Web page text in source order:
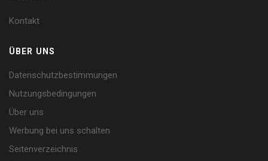
Kontakt
ÜBER UNS
Datenschutzbestimmungen
Nutzungsbedingungen
Über uns
Werbung bei uns schalten
Seitenverzeichnis